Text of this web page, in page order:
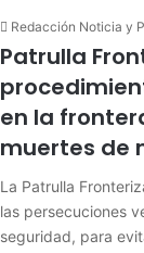
Redacción Noticia y
Patrulla
en la
muertes de
La Patrulla
las persecuciones
seguridad, para